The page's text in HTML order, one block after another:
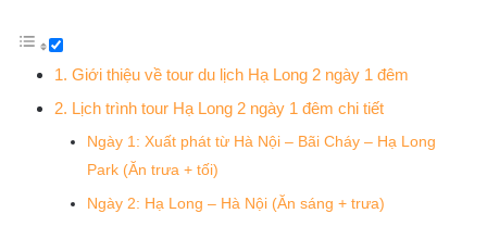
1. Giới thiệu về tour du lịch Hạ Long 2 ngày 1 đêm
2. Lịch trình tour Hạ Long 2 ngày 1 đêm chi tiết
Ngày 1: Xuất phát từ Hà Nội – Bãi Cháy – Hạ Long
Park (Ăn trưa + tối)
Ngày 2: Hạ Long – Hà Nội (Ăn sáng + trưa)